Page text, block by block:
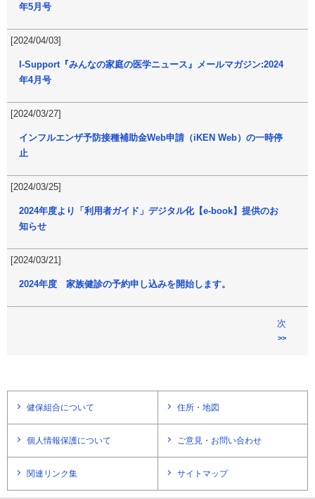
年5月号
[2024/04/03]
I-Support『みんなの家庭の医学ニュース』メールマガジン:2024
年4月号
[2024/03/27]
インフルエンザ予防接種補助金Web申請（iKEN Web）の一時停
止
[2024/03/25]
2024年度より「利用者ガイド」デジタル化【e-book】提供のお
知らせ
[2024/03/21]
2024年度 家族健診の予約申し込みを開始します。
次
>>
健保組合について 住所・地図
個人情報保護について ご意見・お問い合わせ
関連リンク集 サイトマップ